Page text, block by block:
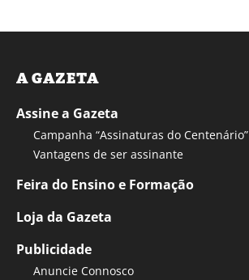
A GAZETA
Assine a Gazeta
Campanha “Assinaturas do Centenário”
Vantagens de ser assinante
Feira do Ensino e Formação
Loja da Gazeta
Publicidade
Anuncie Connosco